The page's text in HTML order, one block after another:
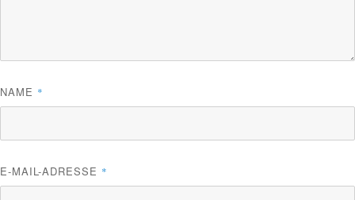
NAME *
E-MAIL-ADRESSE *